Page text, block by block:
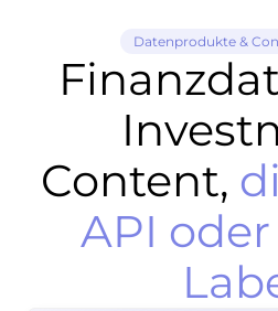
Datenprodukte &
Content,
API